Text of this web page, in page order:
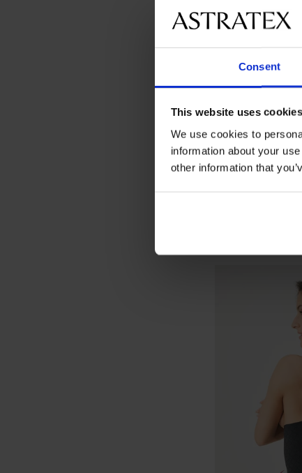
Consent
This website uses cookies
We use cookies to
information about your
other information that